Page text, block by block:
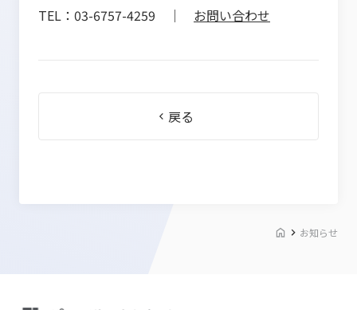
TEL：03-6757-4259 ｜ お問い合わせ
戻る
お知らせ